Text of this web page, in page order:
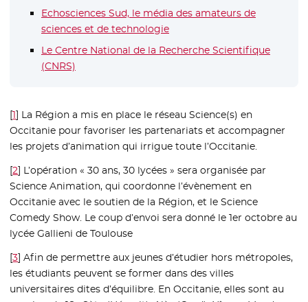
Echosciences Sud, le média des amateurs de
sciences et de technologie- Nouvelle fenêtre
Le Centre National de la Recherche Scientifique
(CNRS)
[1] La Région a mis en place le réseau Science(s) en
Occitanie pour favoriser les partenariats et accompagner
les projets d’animation qui irrigue toute l’Occitanie.
[2] L’opération « 30 ans, 30 lycées » sera organisée par
Science Animation, qui coordonne l’évènement en
Occitanie avec le soutien de la Région, et le Science
Comedy Show. Le coup d’envoi sera donné le 1er octobre au
lycée Gallieni de Toulouse
[3]Afin de permettre aux jeunes d’étudier hors métropoles,
les étudiants peuvent se former dans des villes
universitaires dites d’équilibre. En Occitanie, elles sont au